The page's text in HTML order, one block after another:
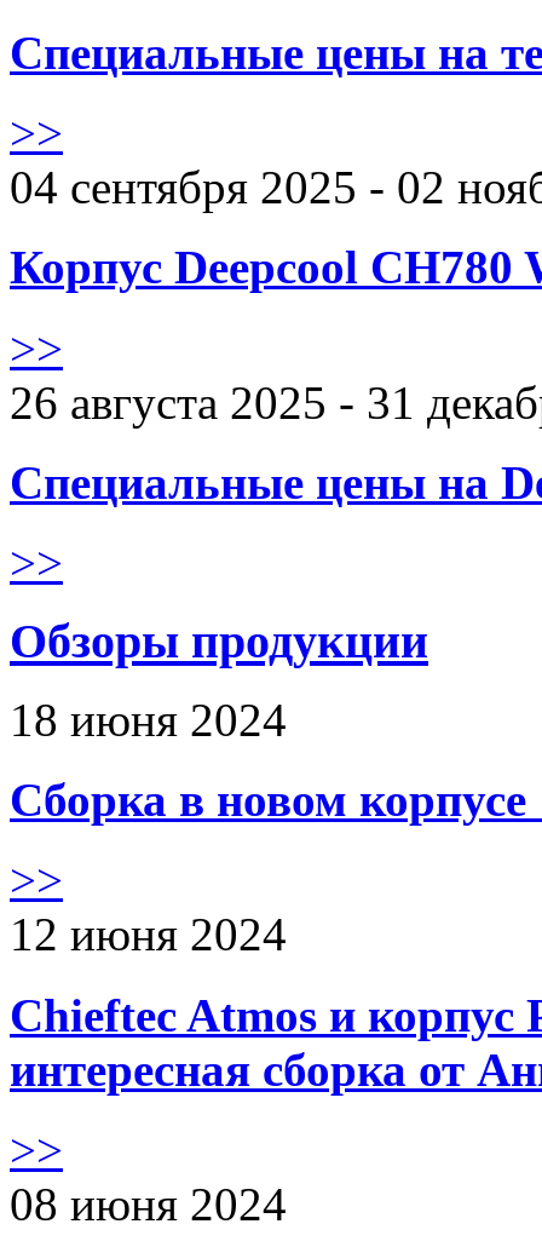
Специальные цены на
>>
04 сентября 2025 - 02
Корпус Deepcool CH780
>>
26 августа 2025 - 31
Специальные цены на
>>
Обзоры продукции
18 июня 2024
Сборка в новом
>>
12 июня 2024
Chieftec Atmos и корпус
интересная сборка от
>>
08 июня 2024